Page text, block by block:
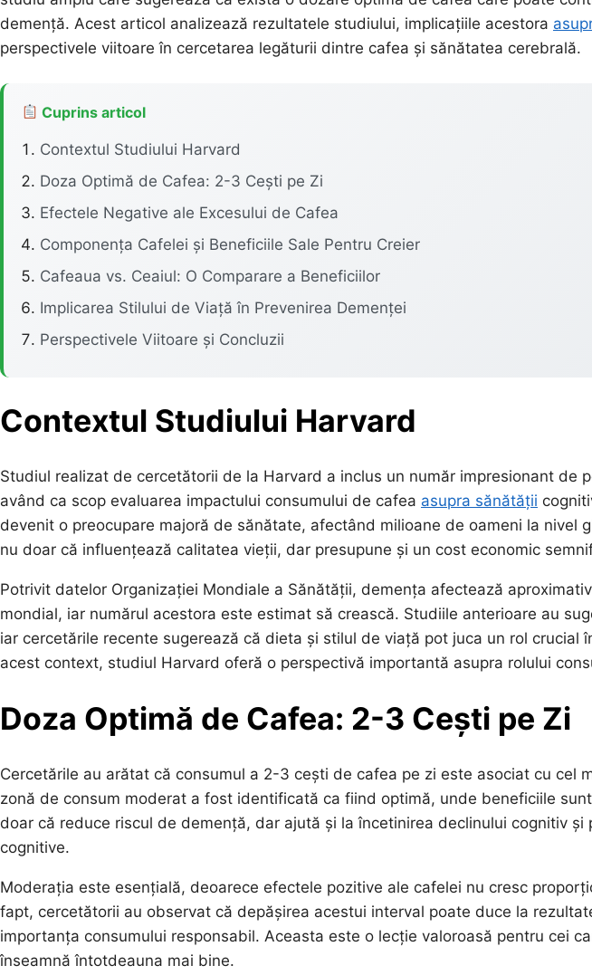
demență. Acest articol analizează rezultatele studiului, implicațiile acestora
perspectivele viitoare în cercetarea legăturii dintre cafea și sănătatea cerebrală.
Cuprins articol
Contextul Studiului Harvard
Doza Optimă de Cafea: 2-3 Cești pe Zi
Efectele Negative ale Excesului de Cafea
Componența Cafelei și Beneficiile Sale Pentru Creier
Cafeaua vs. Ceaiul: O Comparare a Beneficiilor
Implicarea Stilului de Viață în Prevenirea Demenței
Perspectivele Viitoare și Concluzii
Contextul Studiului Harvard
Studiul realizat de cercetătorii de la Harvard a inclus un număr impresionant de
având ca scop evaluarea impactului consumului de cafea asupra sănătății
devenit o preocupare majoră de sănătate, afectând milioane de oameni la nivel
nu doar că influențează calitatea vieții, dar presupune și un cost economic
Potrivit datelor Organizației Mondiale a Sănătății, demența afectează
mondial, iar numărul acestora este estimat să crească. Studiile anterioare au
iar cercetările recente sugerează că dieta și stilul de viață pot juca un rol crucial
acest context, studiul Harvard oferă o perspectivă importantă asupra rolului
Doza Optimă de Cafea: 2-3 Cești pe Zi
Cercetările au arătat că consumul a 2-3 cești de cafea pe zi este asociat cu cel
zonă de consum moderat a fost identificată ca fiind optimă, unde beneficiile
doar că reduce riscul de demență, dar ajută și la încetinirea declinului cognitiv
cognitive.
Moderația este esențială, deoarece efectele pozitive ale cafelei nu cresc
fapt, cercetătorii au observat că depășirea acestui interval poate duce la
importanța consumului responsabil. Aceasta este o lecție valoroasă pentru cei
înseamnă întotdeauna mai bine.